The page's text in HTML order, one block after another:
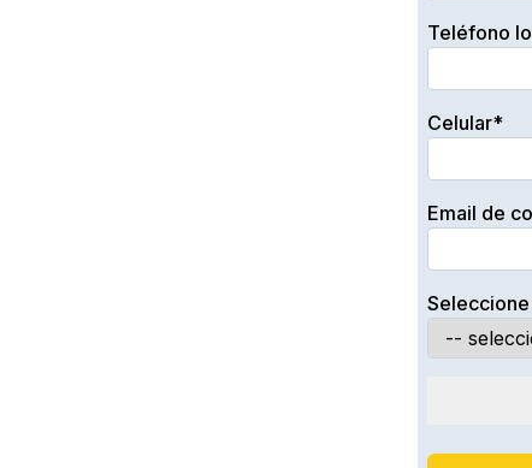
Teléfono
Celular*
Email de